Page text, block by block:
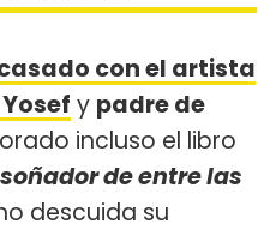
con el artista
y padre de
incluso el libro
de entre las
descuida su